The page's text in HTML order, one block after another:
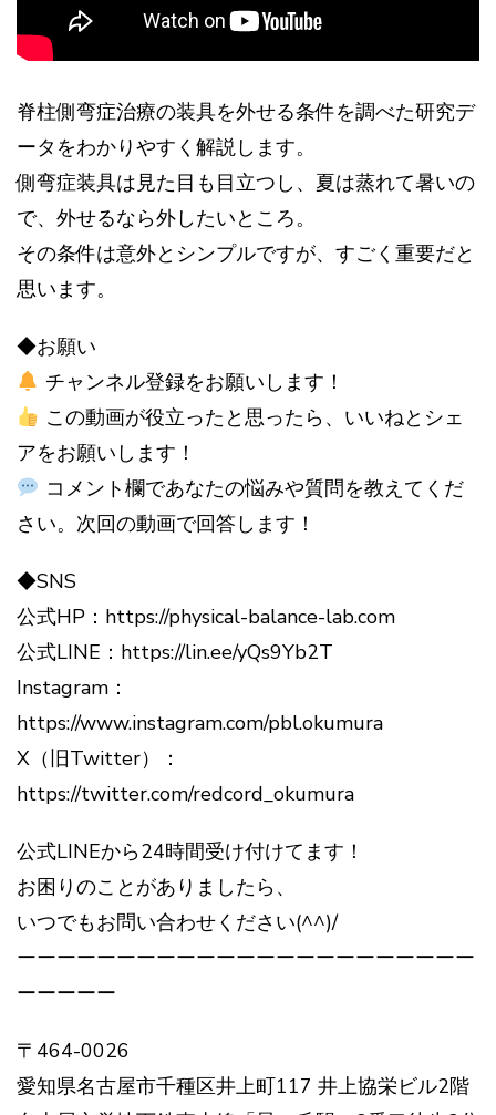
脊柱側弯症治療の装具を外せる条件を調べた研究デ
ータをわかりやすく解説します。
側弯症装具は見た目も目立つし、夏は蒸れて暑いの
で、外せるなら外したいところ。
その条件は意外とシンプルですが、すごく重要だと
思います。
◆お願い
チャンネル登録をお願いします！
この動画が役立ったと思ったら、いいねとシェ
アをお願いします！
コメント欄であなたの悩みや質問を教えてくだ
さい。次回の動画で回答します！
◆SNS
公式HP：https://physical-balance-lab.com
公式LINE：https://lin.ee/yQs9Yb2T
Instagram：
https://www.instagram.com/pbl.okumura
X（旧Twitter）：
https://twitter.com/redcord_okumura
公式LINEから24時間受け付けてます！
お困りのことがありましたら、
いつでもお問い合わせください(^^)/
ーーーーーーーーーーーーーーーーーーーーーーー
ーーーーー
〒464-0026
愛知県名古屋市千種区井上町117 井上協栄ビル2階